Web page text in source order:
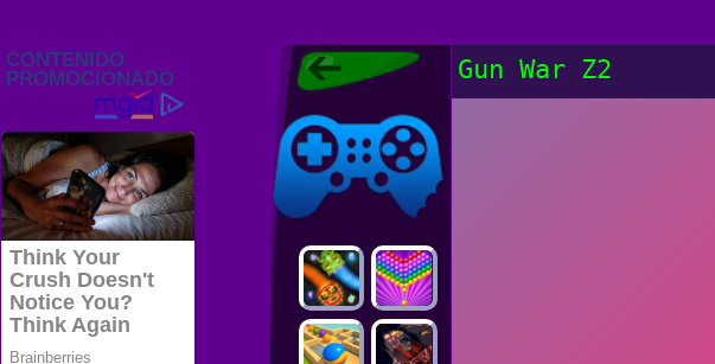
Juegos Friv
2022, Juegos
2022
Juegos Friv
Gun War Z2